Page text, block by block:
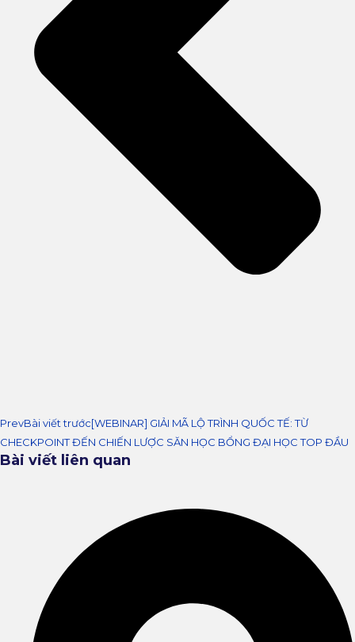
PrevBài viết trước[WEBINAR] GIẢI MÃ LỘ TRÌNH QUỐC TẾ: TỪ
CHECKPOINT ĐẾN CHIẾN LƯỢC SĂN HỌC BỔNG ĐẠI HỌC TOP ĐẦU
Bài viết liên quan